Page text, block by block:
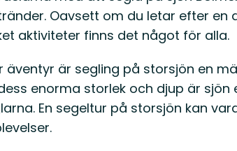
Oavsett om du letar efter en
aktiviteter finns det något för alla.
äventyr är segling på storsjön en
enorma storlek och djup är
En segeltur på storsjön kan